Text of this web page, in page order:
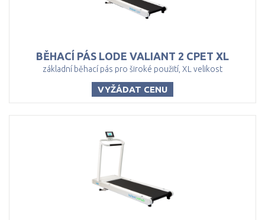
BĚHACÍ PÁS LODE VALIANT 2 CPET XL
základní běhací pás pro široké použití, XL velikost
VYŽÁDAT CENU